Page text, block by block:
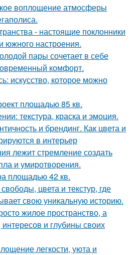
воплощение атмосферы
- настоящие поклонники
южного настроения.
пары сочетает в себе
комфорт.
искусство, которое можно
площадью 85 кв.
текстура, краска и эмоция.
и брендинг. Как цвета и
в интерьер
лежит стремление создать
и умиротворения.
площадью 42 кв.
цвета и текстур, где
свою уникальную историю.
жилое пространство, а
и глубины своих
легкости, уюта и